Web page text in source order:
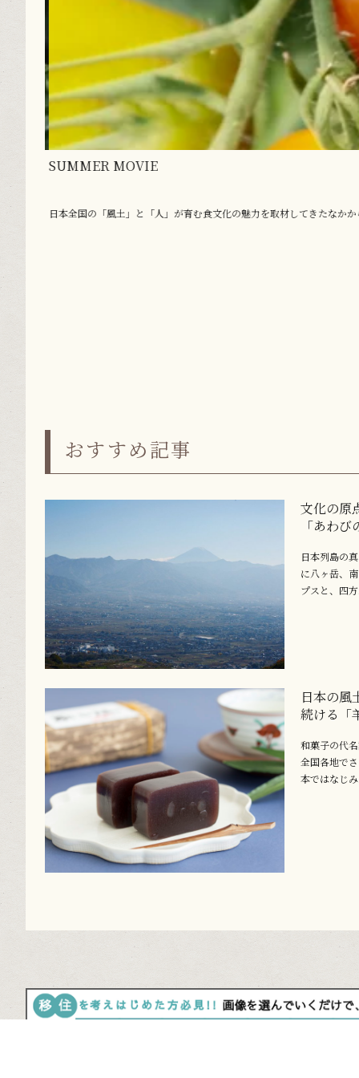
SUMMER MOVIE
日本全国の「風土」と「人」が育む食文化の魅力を取材してきたなか
おすすめ記事
文化の原
「あわ
日本列島の
に八ヶ岳、
プスと、四
日本の風
続ける「
和菓子の代
全国各地で
本ではなじ